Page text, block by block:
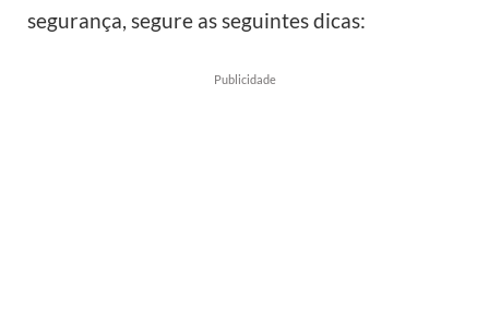
segurança, segure as seguintes dicas:
Publicidade